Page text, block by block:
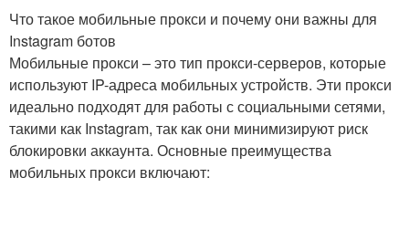
Что такое мобильные прокси и почему они важны для
Instagram ботов
Мобильные прокси – это тип прокси-серверов, которые
используют IP-адреса мобильных устройств. Эти прокси
идеально подходят для работы с социальными сетями,
такими как Instagram, так как они минимизируют риск
блокировки аккаунта. Основные преимущества
мобильных прокси включают: